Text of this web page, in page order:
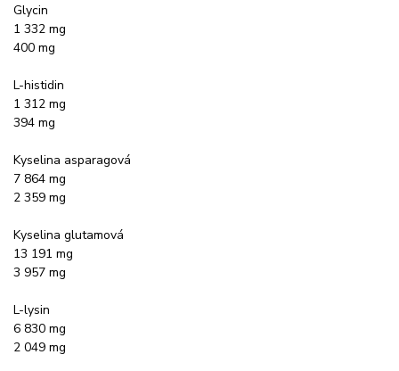
Glycin
1 332 mg
400 mg
L-histidin
1 312 mg
394 mg
Kyselina asparagová
7 864 mg
2 359 mg
Kyselina glutamová
13 191 mg
3 957 mg
L-lysin
6 830 mg
2 049 mg